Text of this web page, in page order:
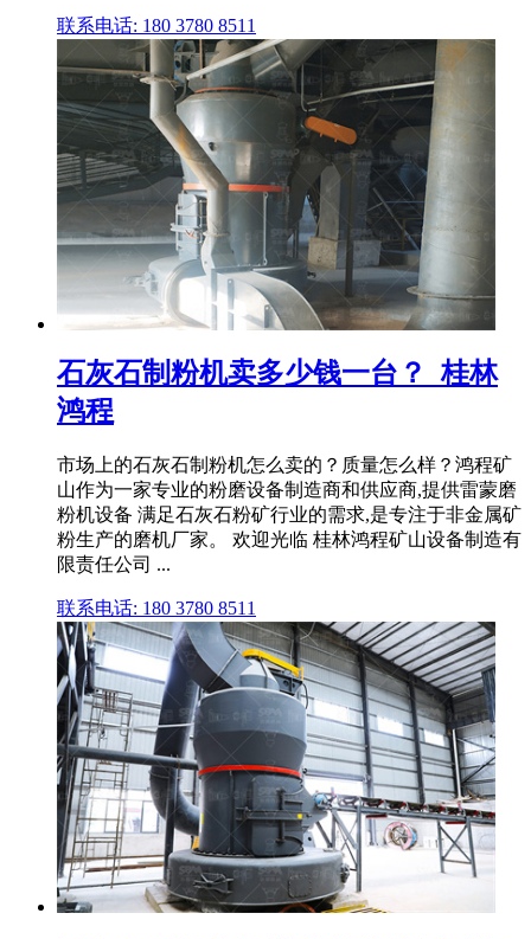
联系电话: 180 3780 8511
石灰石制粉机卖多少钱一台？_桂林
鸿程
市场上的石灰石制粉机怎么卖的？质量怎么样？鸿程矿
山作为一家专业的粉磨设备制造商和供应商,提供雷蒙磨
粉机设备 满足石灰石粉矿行业的需求,是专注于非金属矿
粉生产的磨机厂家。 欢迎光临 桂林鸿程矿山设备制造有
限责任公司 ...
联系电话: 180 3780 8511